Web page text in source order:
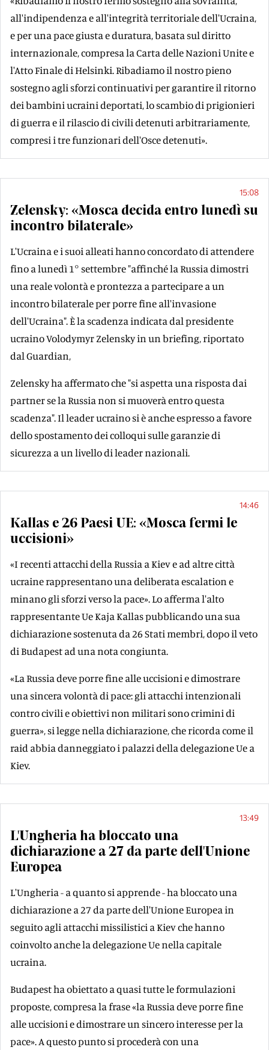
all'indipendenza e all'integrità territoriale dell'Ucraina,
e per una pace giusta e duratura, basata sul diritto
internazionale, compresa la Carta delle Nazioni Unite e
l'Atto Finale di Helsinki. Ribadiamo il nostro pieno
sostegno agli sforzi continuativi per garantire il ritorno
dei bambini ucraini deportati, lo scambio di prigionieri
di guerra e il rilascio di civili detenuti arbitrariamente,
compresi i tre funzionari dell'Osce detenuti».
15:08
Zelensky: «Mosca decida entro lunedì su
incontro bilaterale»
L'Ucraina e i suoi alleati hanno concordato di attendere
fino a lunedì 1° settembre "affinché la Russia dimostri
una reale volontà e prontezza a partecipare a un
incontro bilaterale per porre fine all'invasione
dell'Ucraina". È la scadenza indicata dal presidente
ucraino Volodymyr Zelensky in un briefing, riportato
dal Guardian,
Zelensky ha affermato che "si aspetta una risposta dai
partner se la Russia non si muoverà entro questa
scadenza". Il leader ucraino si è anche espresso a favore
dello spostamento dei colloqui sulle garanzie di
sicurezza a un livello di leader nazionali.
14:46
Kallas e 26 Paesi UE: «Mosca fermi le
uccisioni»
«I recenti attacchi della Russia a Kiev e ad altre città
ucraine rappresentano una deliberata escalation e
minano gli sforzi verso la pace». Lo afferma l'alto
rappresentante Ue Kaja Kallas pubblicando una sua
dichiarazione sostenuta da 26 Stati membri, dopo il veto
di Budapest ad una nota congiunta.
«La Russia deve porre fine alle uccisioni e dimostrare
una sincera volontà di pace: gli attacchi intenzionali
contro civili e obiettivi non militari sono crimini di
guerra», si legge nella dichiarazione, che ricorda come il
raid abbia danneggiato i palazzi della delegazione Ue a
Kiev.
13:49
L'Ungheria ha bloccato una
dichiarazione a 27 da parte dell'Unione
Europea
L'Ungheria - a quanto si apprende - ha bloccato una
dichiarazione a 27 da parte dell'Unione Europea in
seguito agli attacchi missilistici a Kiev che hanno
coinvolto anche la delegazione Ue nella capitale
ucraina.
Budapest ha obiettato a quasi tutte le formulazioni
proposte, compresa la frase «la Russia deve porre fine
alle uccisioni e dimostrare un sincero interesse per la
pace». A questo punto si procederà con una